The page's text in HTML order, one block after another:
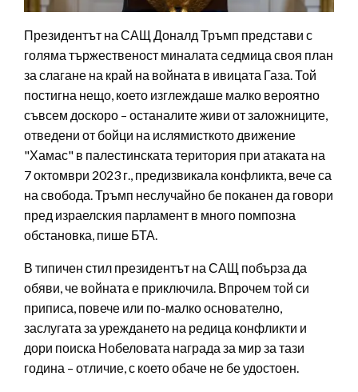
Президентът на САЩ Доналд Тръмп представи с
голяма тържественост миналата седмица своя план
за слагане на край на войната в ивицата Газа. Той
постигна нещо, което изглеждаше малко вероятно
съвсем доскоро – останалите живи от заложниците,
отведени от бойци на ислямисткото движение
"Хамас" в палестинската територия при атаката на
7 октомври 2023 г., предизвикала конфликта, вече са
на свобода. Тръмп неслучайно бе поканен да говори
пред израелския парламент в много помпозна
обстановка, пише БТА.
В типичен стил президентът на САЩ побърза да
обяви, че войната е приключила. Впрочем той си
приписа, повече или по-малко основателно,
заслугата за уреждането на редица конфликти и
дори поиска Нобеловата награда за мир за тази
година – отличие, с което обаче не бе удостоен.